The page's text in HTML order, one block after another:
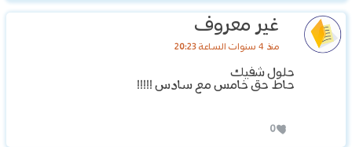
غير معروف
منذ 4 سنوات الساعة 20:23
حلول شفيك
حاط حق خامس مع سادس !!!!!
0